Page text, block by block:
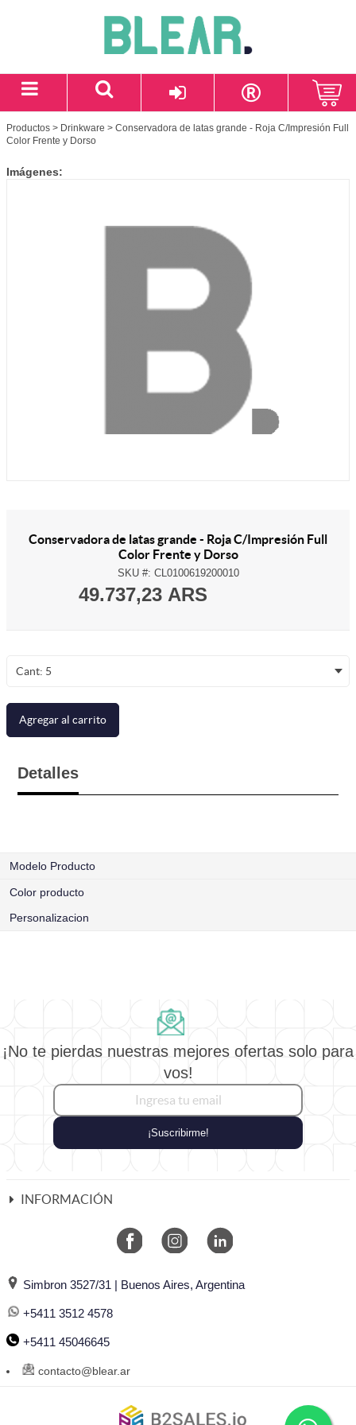
Productos > Drinkware > Conservadora de latas grande - Roja C/Impresión Full
Color Frente y Dorso
Imágenes:
Conservadora de latas grande - Roja C/Impresión Full
Color Frente y Dorso
SKU #: CL0100619200010
49.737,23 ARS
Cant: 5
Agregar al carrito
Detalles
Modelo Producto
Color producto
Personalizacion
¡No te pierdas nuestras mejores ofertas solo para
vos!
¡Suscribirme!
INFORMACIÓN
Simbron 3527/31 | Buenos Aires, Argentina
+5411 3512 4578
+5411 45046645
contacto@blear.ar